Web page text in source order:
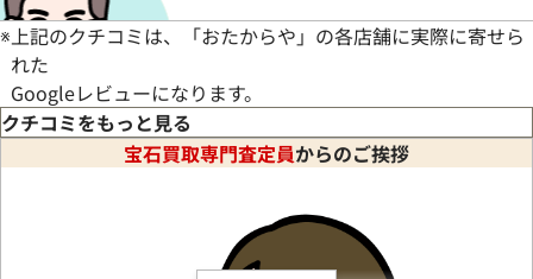
※上記のクチコミは、「おたからや」の各店舗に実際に寄せら
れた
Googleレビューになります。
クチコミをもっと見る
宝石買取専門査定員からのご挨拶